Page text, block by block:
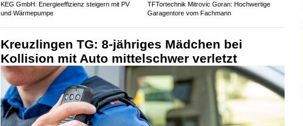
KEG GmbH: Energieeffizienz steigern mit PV
und Wärmepumpe
TFTortechnik Mitrovic Goran: Hochwertige
Garagentore vom Fachmann
Kreuzlingen TG: 8-jähriges Mädchen bei
Kollision mit Auto mittelschwer verletzt